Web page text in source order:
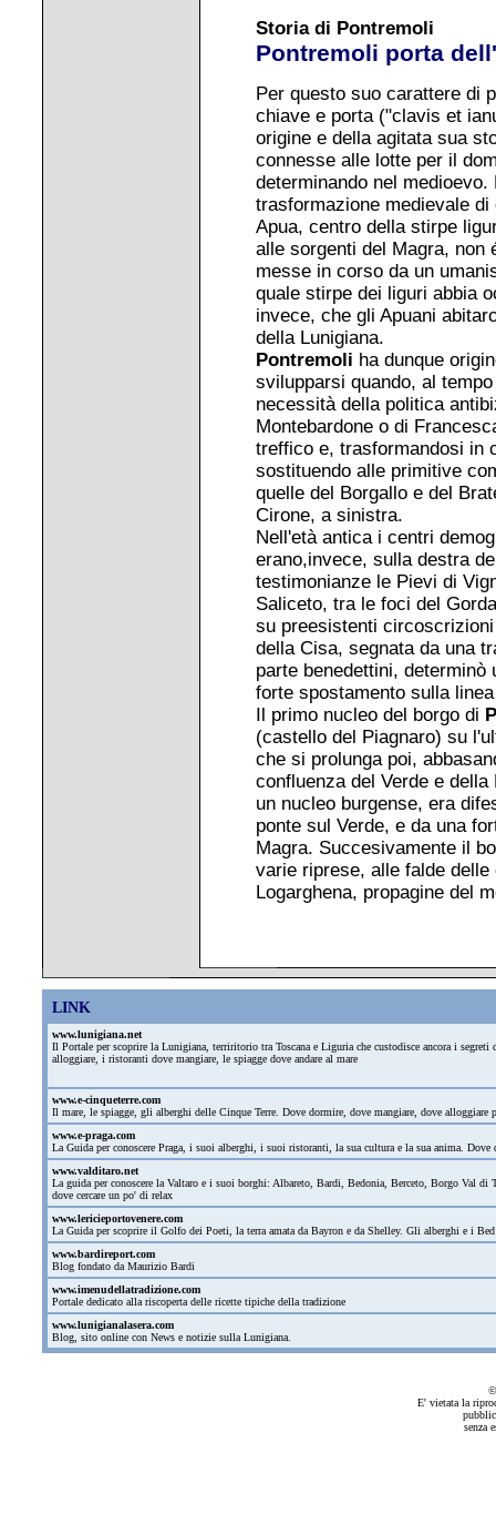
Storia di Pontremoli
Pontremoli porta
Per questo suo carattere di
chiave e porta ("clavis et
origine e della agitata sua
connesse alle lotte per il
determinando nel
trasformazione medievale
Apua, centro della stirpe
alle sorgenti del Magra, non
messe in corso da un
quale stirpe dei liguri abbia
invece, che gli Apuani
della Lunigiana.
Pontremoli ha dunque
svilupparsi quando, al
necessità della politica
Montebardone o di
treffico e, trasformandosi in
sostituendo alle primitive
quelle del Borgallo e del
Cirone, a sinistra.
Nell'età antica i centri
erano,invece, sulla destra
testimonianze le Pievi di
Saliceto, tra le foci del
su preesistenti
della Cisa, segnata da una
parte benedettini, determinò
forte spostamento sulla
Il primo nucleo del borgo di
(castello del Piagnaro) su
che si prolunga poi,
confluenza del Verde e
un nucleo burgense, era
ponte sul Verde, e da una
Magra. Succesivamente il
varie riprese, alle falde delle
Logarghena, propagine del
LINK
www.lunigiana.net
Il Portale per scoprire la Lunigiana, terriritorio tra Toscana e Liguria che custodisce ancora i
alloggiare, i ristoranti dove mangiare, le spiagge dove andare al mare
www.e-cinqueterre.com
Il mare, le spiagge, gli alberghi delle Cinque Terre. Dove dormire, dove mangiare, dove alloggiare
www.e-praga.com
La Guida per conoscere Praga, i suoi alberghi, i suoi ristoranti, la sua cultura e la sua anima.
www.valditaro.net
La guida per conoscere la Valtaro e i suoi borghi: Albareto, Bardi, Bedonia, Berceto, Borgo Val
dove cercare un po' di relax
www.lericieportovenere.com
La Guida per scoprire il Golfo dei Poeti, la terra amata da Bayron e da Shelley. Gli alberghi e i
www.bardireport.com
Blog fondato da Maurizio Bardi
www.imenudellatradizione.com
Portale dedicato alla riscoperta delle ricette tipiche della tradizione
www.lunigianalasera.com
Blog, sito online con News e notizie sulla Lunigiana.
©
E' vietata la
senza